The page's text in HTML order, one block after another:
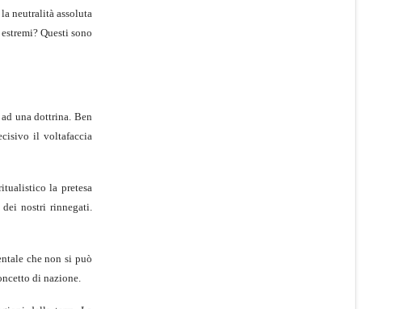
neutralità assoluta
Questi sono
una dottrina. Ben
il voltafaccia
la pretesa
nostri rinnegati.
che non si può
di nazione.